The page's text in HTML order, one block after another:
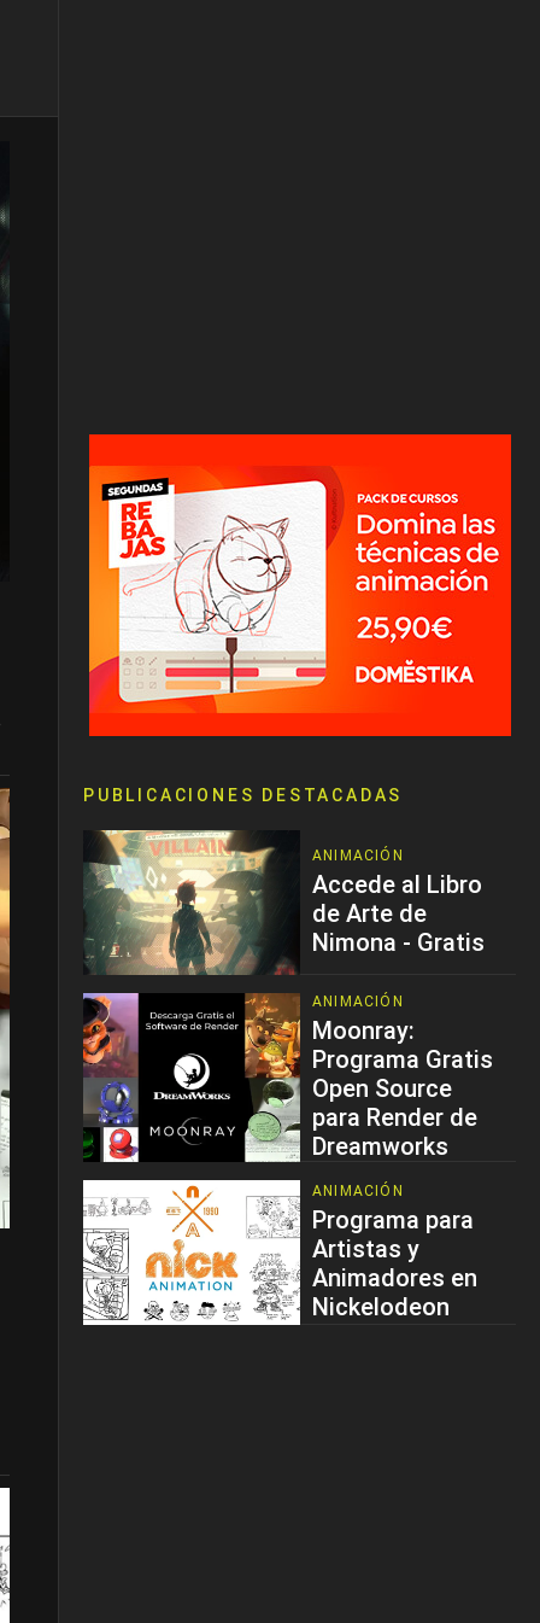
PUBLICACIONES DESTACADAS
ANIMACIÓN
Accede al Libro
de Arte de
Nimona - Gratis
ANIMACIÓN
Moonray:
Programa Gratis
Open Source
para Render de
Dreamworks
ANIMACIÓN
Programa para
Artistas y
Animadores en
Nickelodeon